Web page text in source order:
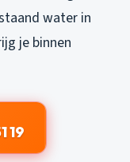
water in
je binnen
19